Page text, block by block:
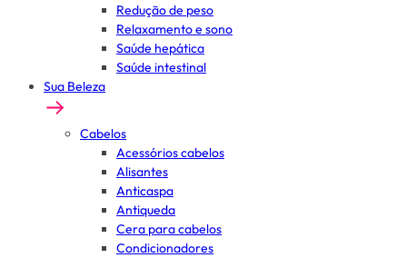
Redução de peso
Relaxamento e sono
Saúde hepática
Saúde intestinal
Sua Beleza
Cabelos
Acessórios cabelos
Alisantes
Anticaspa
Antiqueda
Cera para cabelos
Condicionadores